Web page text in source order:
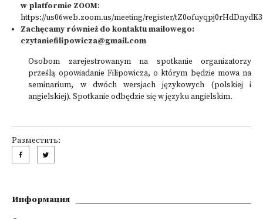
w platformie ZOOM:
https://us06web.zoom.us/meeting/register/
Zachęcamy również do kontaktu mailowego:
czytaniefilipowicza@gmail.com
Osobom zarejestrowanym na spotkanie organizatorzy
prześlą opowiadanie Filipowicza, o którym będzie mowa na
seminarium, w dwóch wersjach językowych (polskiej i
angielskiej). Spotkanie odbędzie się w języku angielskim.
Разместить:
Информация